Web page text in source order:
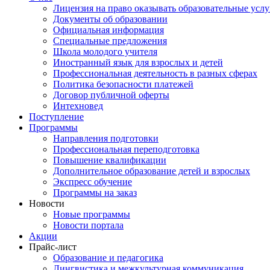
Лицензия на право оказывать образовательные
Документы об образовании
Официальная информация
Специальные предложения
Школа молодого учителя
Иностранный язык для взрослых и детей
Профессиональная деятельность в разных сферах
Политика безопасности платежей
Договор публичной оферты
Интехновед
Поступление
Программы
Направления подготовки
Профессиональная переподготовка
Повышение квалификации
Дополнительное образование детей и взрослых
Экспресс обучение
Программы на заказ
Новости
Новые программы
Новости портала
Акции
Прайс-лист
Образование и педагогика